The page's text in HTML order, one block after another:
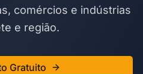
comércios e indústrias
e região.
Gratuito